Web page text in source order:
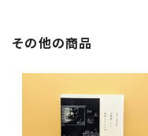
その他の商品